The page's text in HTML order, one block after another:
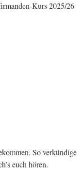
Kurs 2025/26
So verkündige
euch hören.